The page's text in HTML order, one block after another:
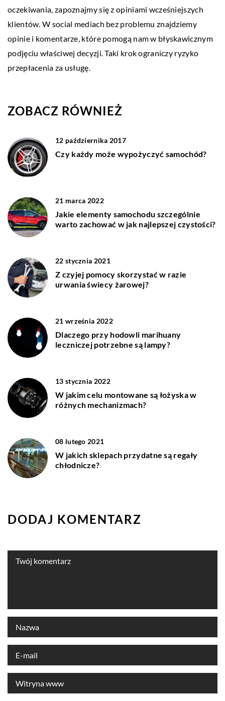
oczekiwania, zapoznajmy się z opiniami wcześniejszych
klientów. W social mediach bez problemu znajdziemy
opinie i komentarze, które pomogą nam w błyskawicznym
podjęciu właściwej decyzji. Taki krok ograniczy ryzyko
przepłacenia za usługę.
ZOBACZ RÓWNIEŻ
12 października 2017
Czy każdy może wypożyczyć samochód?
21 marca 2022
Jakie elementy samochodu szczególnie
warto zachować w jak najlepszej czystości?
22 stycznia 2021
Z czyjej pomocy skorzystać w razie
urwania świecy żarowej?
21 września 2022
Dlaczego przy hodowli marihuany
leczniczej potrzebne są lampy?
13 stycznia 2022
W jakim celu montowane są łożyska w
różnych mechanizmach?
08 lutego 2021
W jakich sklepach przydatne są regały
chłodnicze?
DODAJ KOMENTARZ